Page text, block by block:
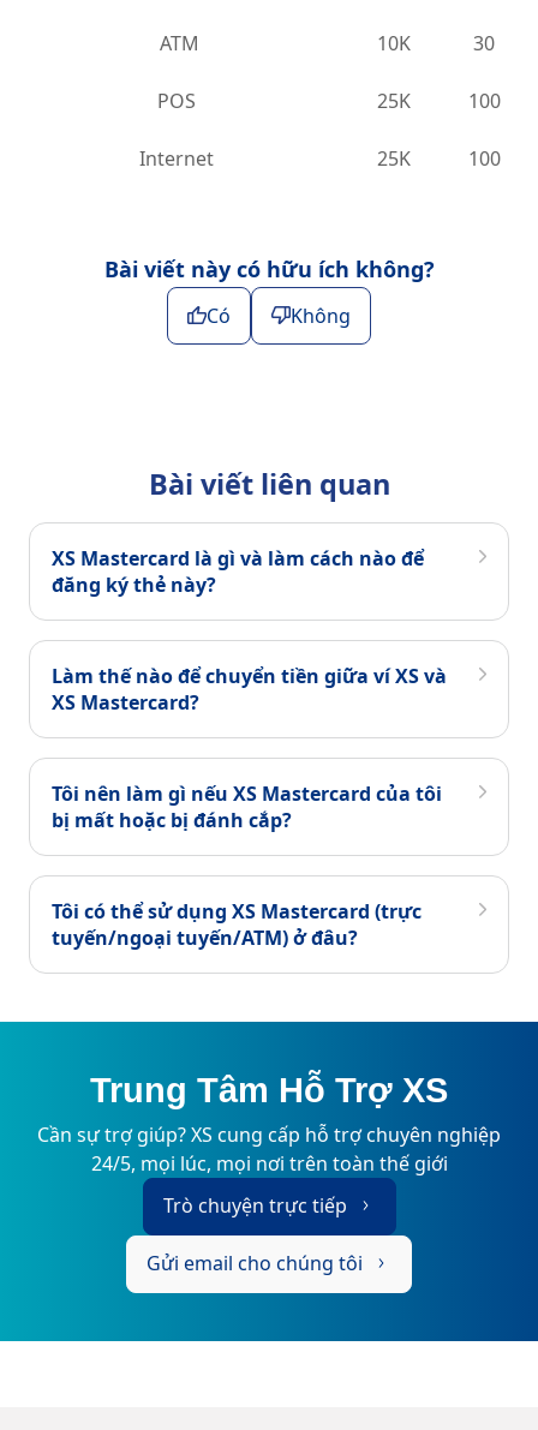
ATM 10K 30
POS 25K 100
Internet 25K 100
Bài viết này có hữu ích không?
Có Không
Bài viết liên quan
XS Mastercard là gì và làm cách nào để
đăng ký thẻ này?
Làm thế nào để chuyển tiền giữa ví XS và
XS Mastercard?
Tôi nên làm gì nếu XS Mastercard của tôi
bị mất hoặc bị đánh cắp?
Tôi có thể sử dụng XS Mastercard (trực
tuyến/ngoại tuyến/ATM) ở đâu?
Trung Tâm Hỗ Trợ XS
Cần sự trợ giúp? XS cung cấp hỗ trợ chuyên nghiệp
24/5, mọi lúc, mọi nơi trên toàn thế giới
Trò chuyện trực tiếp
Gửi email cho chúng tôi